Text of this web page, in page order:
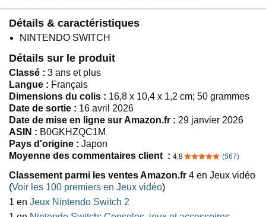
Détails & caractéristiques
NINTENDO SWITCH
Détails sur le produit
Classé : 3 ans et plus
Langue : Français
Dimensions du colis : 16,8 x 10,4 x 1,2 cm; 50 grammes
Date de sortie : 16 avril 2026
Date de mise en ligne sur Amazon.fr : 29 janvier 2026
ASIN : B0GKHZQC1M
Pays d'origine : Japon
Moyenne des commentaires client : 4,84,8 sur 5 étoiles
(567)
Classement parmi les ventes Amazon.fr 4 en Jeux vidéo
(Voir les 100 premiers en Jeux vidéo)
1 en Jeux Nintendo Switch 2